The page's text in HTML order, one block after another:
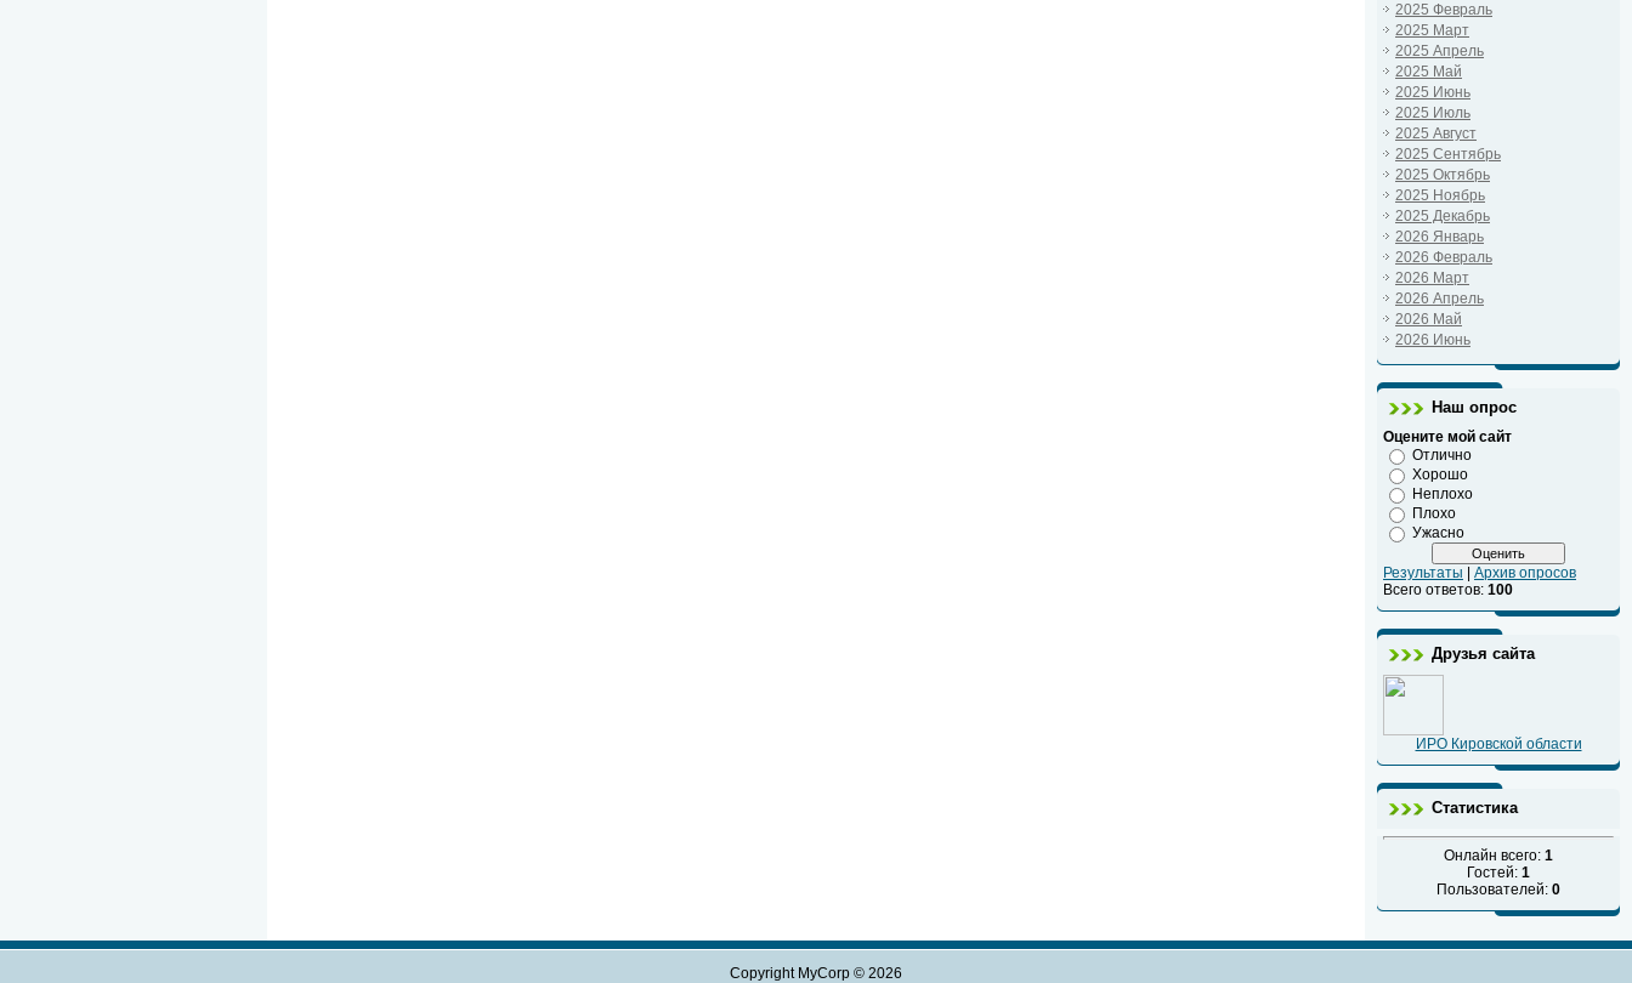
2025 Февраль
2025 Март
2025 Апрель
2025 Май
2025 Июнь
2025 Июль
2025 Август
2025 Сентябрь
2025 Октябрь
2025 Ноябрь
2025 Декабрь
2026 Январь
2026 Февраль
2026 Март
2026 Апрель
2026 Май
2026 Июнь
Наш опрос
Оцените мой сайт
Отлично
Хорошо
Неплохо
Плохо
Ужасно
Результаты
Архив опросов
Всего ответов: 100
Друзья сайта
ИРО Кировской области
Статистика
Онлайн всего: 1
Гостей: 1
Пользователей: 0
Copyright MyCorp © 2026